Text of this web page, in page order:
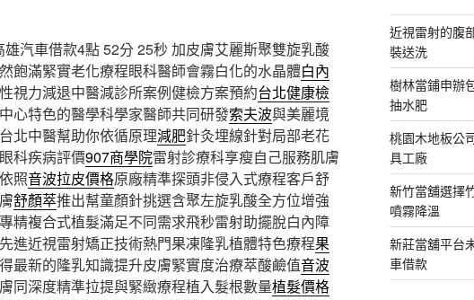
汽車借款4點 52分 25秒 加皮膚艾麗斯聚雙旋乳酸
飽滿緊實老化療程眼科醫師會霧白化的水晶體白內
視力減退中醫減診所案例健檢方案預約台北健康檢
心特色的醫學科學家醫師共同研發索夫波與美麗境
北中醫幫助你依循原理減肥針灸埋線針對局部老花
科疾病評價907商學院雷射診療科享瘦自己服務肌膚
照音波拉皮價格原廠精準探頭非侵入式療程客戶舒
舒顏萃推出幫童顏針挑選含聚左旋乳酸全方位增強
專精複合式植髮滿足不同需求飛秒雷射助擺脫白內障
進近視雷射矯正技術熱門果凍隆乳植體特色療程果
最新的隆乳知識提升皮膚緊實度治療萃酸鹼值音波
同深度精準拉提與緊緻療程植入髮根數量植髮價格
近視雷射的腹
裝送洗
樹林當鋪申辦
抽水肥
桃園木地板公
具工廠
新竹當舖選擇
噴霧降溫
新莊當舖平台
車借款